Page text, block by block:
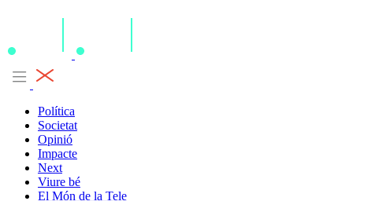
Política
Societat
Opinió
Impacte
Next
Viure bé
El Món de la Tele